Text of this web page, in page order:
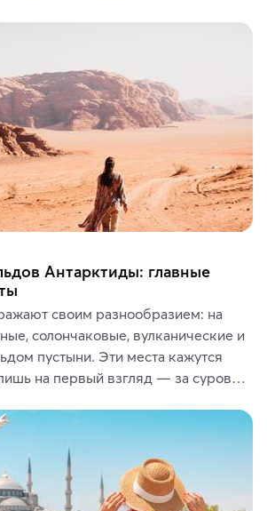
украшения, предметы интерьера
Антарктиды: главные
своим разнообразием: на
солончаковые, вулканические и
пустыни. Эти места кажутся
на первый взгляд — за суровой
которые дарят одни из самых
от путешествий.